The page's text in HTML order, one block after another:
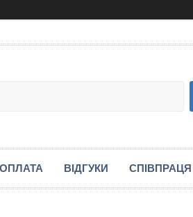
ВІДГУКИ СПІВПРАЦЯ